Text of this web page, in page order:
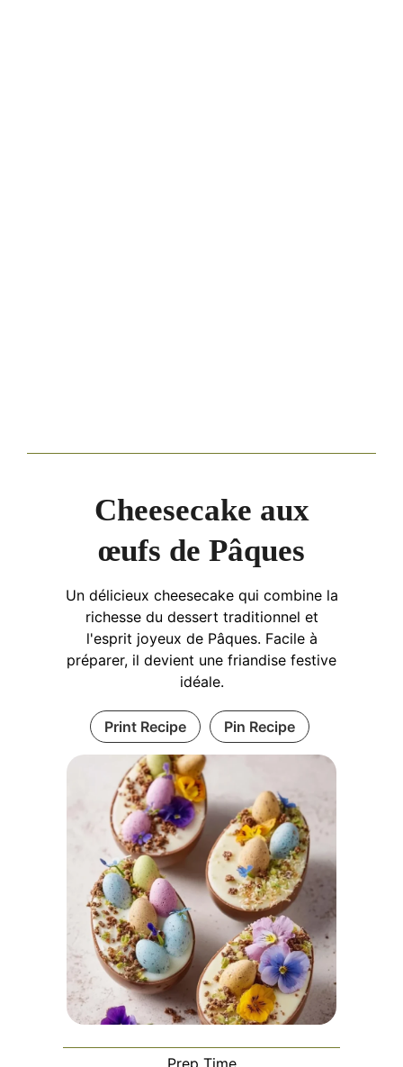
Cheesecake aux
œufs de Pâques
Un délicieux cheesecake qui combine la
richesse du dessert traditionnel et
l'esprit joyeux de Pâques. Facile à
préparer, il devient une friandise festive
idéale.
Print Recipe Pin Recipe
Prep Time